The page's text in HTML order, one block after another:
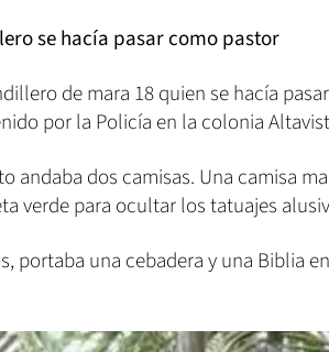
se hacía pasar como pastor
de mara 18 quien se hacía
por la Policía en la colonia
andaba dos camisas. Una camisa
verde para ocultar los tatuajes
portaba una cebadera y una Biblia